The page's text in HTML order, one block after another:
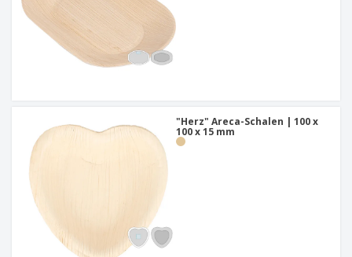
"Herz" Areca-Schalen | 100 x
100 x 15 mm